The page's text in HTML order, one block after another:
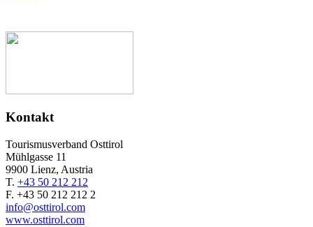
Kontakt
Tourismusverband Osttirol
Mühlgasse 11
9900 Lienz, Austria
T. +43 50 212 212
F. +43 50 212 212 2
info@osttirol.com
www.osttirol.com